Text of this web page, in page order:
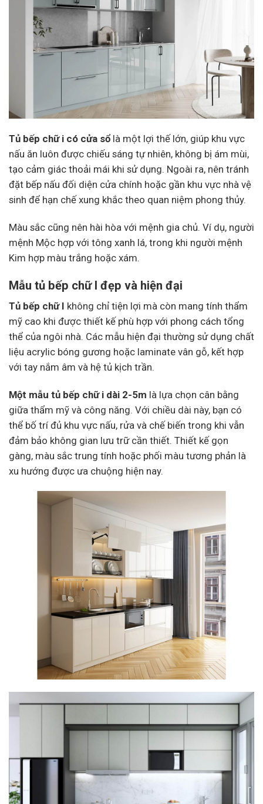
Tủ bếp chữ i có cửa sổlà một lợi thế lớn, giúp khu vực
nấu ăn luôn được chiếu sáng tự nhiên, không bị ám mùi,
tạo cảm giác thoải mái khi sử dụng. Ngoài ra, nên tránh
đặt bếp nấu đối diện cửa chính hoặc gần khu vực nhà vệ
sinh để hạn chế xung khắc theo quan niệm phong thủy.
Màu sắc cũng nên hài hòa với mệnh gia chủ. Ví dụ, người
mệnh Mộc hợp với tông xanh lá, trong khi người mệnh
Kim hợp màu trắng hoặc xám.
Mẫu tủ bếp chữ I đẹp và hiện đại
Tủ bếp chữ I không chỉ tiện lợi mà còn mang tính thẩm
mỹ cao khi được thiết kế phù hợp với phong cách tổng
thể của ngôi nhà. Các mẫu hiện đại thường sử dụng chất
liệu acrylic bóng gương hoặc laminate vân gỗ, kết hợp
với tay nắm âm và hệ tủ kịch trần.
Một mẫu tủ bếp chữ i dài 2-5m là lựa chọn cân bằng
giữa thẩm mỹ và công năng. Với chiều dài này, bạn có
thể bố trí đủ khu vực nấu, rửa và chế biến trong khi vẫn
đảm bảo không gian lưu trữ cần thiết. Thiết kế gọn
gàng, màu sắc trung tính hoặc phối màu tương phản là
xu hướng được ưa chuộng hiện nay.